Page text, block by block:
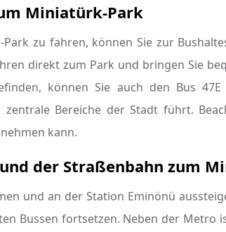
Miniatürk-Park
zu fahren, können Sie zur
direkt zum Park und bringen Sie
können Sie auch den Bus
Bereiche der Stadt führt.
kann.
der Straßenbahn zum
und an der Station Eminönü
Bussen fortsetzen. Neben der Metro